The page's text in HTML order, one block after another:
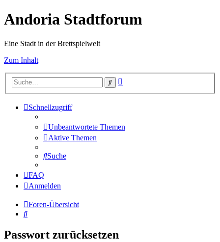
Andoria Stadtforum
Eine Stadt in der Brettspielwelt
Zum Inhalt
Suche
Schnellzugriff
Unbeantwortete Themen
Aktive Themen
Suche
FAQ
Anmelden
Foren-Übersicht
Suche
Passwort zurücksetzen